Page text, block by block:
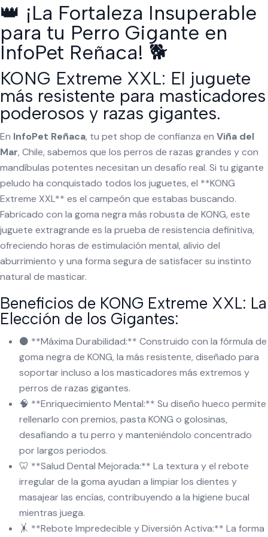
👑 ¡La Fortaleza Insuperable
para tu Perro Gigante en
InfoPet Reñaca! 🐕
KONG Extreme XXL: El juguete
más resistente para masticadores
poderosos y razas gigantes.
En InfoPet Reñaca, tu pet shop de confianza en Viña del
Mar, Chile, sabemos que los perros de razas grandes y con
mandíbulas potentes necesitan un desafío real. Si tu gigante
peludo ha conquistado todos los juguetes, el **KONG
Extreme XXL** es el campeón que estabas buscando.
Fabricado con la goma negra más robusta de KONG, este
juguete extragrande es la prueba de resistencia definitiva,
ofreciendo horas de estimulación mental, alivio del
aburrimiento y una forma segura de satisfacer su instinto
natural de masticar.
Beneficios de KONG Extreme XXL: La
Elección de los Gigantes:
⚫ **Máxima Durabilidad:** Construido con la fórmula de
goma negra de KONG, la más resistente, diseñado para
soportar incluso a los masticadores más extremos y
perros de razas gigantes.
🧠 **Enriquecimiento Mental:** Su diseño hueco permite
rellenarlo con premios, pasta KONG o golosinas,
desafiando a tu perro y manteniéndolo concentrado
por largos periodos.
🦷 **Salud Dental Mejorada:** La textura y el rebote
irregular de la goma ayudan a limpiar los dientes y
masajear las encías, contribuyendo a la higiene bucal
mientras juega.
🤸 **Rebote Impredecible y Diversión Activa:** La forma